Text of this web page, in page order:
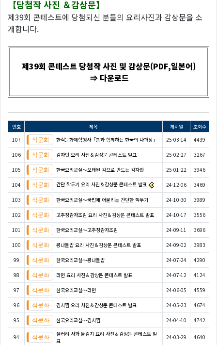
【당첨작 사진 ＆감상문】
제39회 콘테스트에 당첨되신 분들의 요리사진과 감상문을 소
개합니다.
제39회 콘테스트 당첨작 사진 및 감상문(PDF,일본어)
⇒ 다운로드
번호 제목 게시일
조회수
107
한식문화체험행사「봄과 함께하는 한국의 다과상」 25-03-14 4439
106 김자반 요리 사진＆감상문 콘테스트 발표 25-02-27 3267
105 한국요리교실〜오래된 김으로 만드는 김자반 25-01-22 3946
104 간단 깍두기 요리 사진＆감상문 콘테스트 발표 24-12-06 3469
103 한국요리교실〜국밥에 어울리는 간단한 깍두기 24-10-30 3989
102 고추장감자조림 요리 사진＆감상문 콘테스트 발표 24-10-17 3556
101 한국요리교실〜고추장감자조림 24-09-11 3696
100 콩나물밥 요리 사진＆감상문 콘테스트 발표 24-09-02 3983
99 한국요리교실〜콩나물밥 24-07-24 4290
98 라면 요리 사진＆감상문 콘테스트 발표 24-07-12 4124
97 한국요리교실〜라면 24-06-05 4559
96 김치찜 요리 사진＆감상문 콘테스트 발표 24-05-23 4674
95 한국요리교실〜김치찜 24-04-10 4742
94
샐러리 사과 물김치 요리 사진＆감상문 콘테스트 발
표
24-03-29 4640